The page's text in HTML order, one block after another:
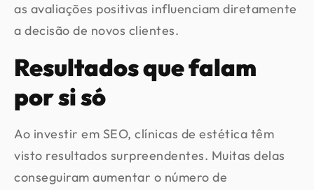
as avaliações positivas influenciam diretamente
a decisão de novos clientes.
Resultados que falam
por si só
Ao investir em SEO, clínicas de estética têm
visto resultados surpreendentes. Muitas delas
conseguiram aumentar o número de